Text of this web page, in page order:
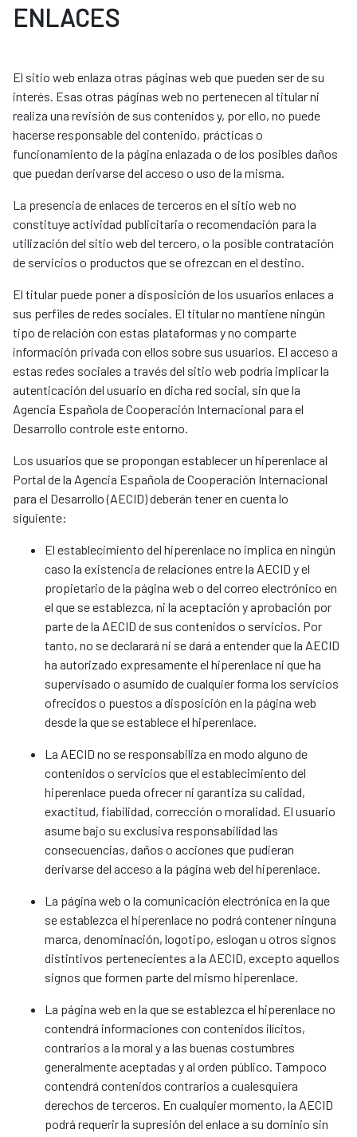
ENLACES
El sitio web enlaza otras páginas web que pueden ser de su
interés. Esas otras páginas web no pertenecen al titular ni
realiza una revisión de sus contenidos y, por ello, no puede
hacerse responsable del contenido, prácticas o
funcionamiento de la página enlazada o de los posibles daños
que puedan derivarse del acceso o uso de la misma.
La presencia de enlaces de terceros en el sitio web no
constituye actividad publicitaria o recomendación para la
utilización del sitio web del tercero, o la posible contratación
de servicios o productos que se ofrezcan en el destino.
El titular puede poner a disposición de los usuarios enlaces a
sus perfiles de redes sociales. El titular no mantiene ningún
tipo de relación con estas plataformas y no comparte
información privada con ellos sobre sus usuarios. El acceso a
estas redes sociales a través del sitio web podría implicar la
autenticación del usuario en dicha red social, sin que la
Agencia Española de Cooperación Internacional para el
Desarrollo controle este entorno.
Los usuarios que se propongan establecer un hiperenlace al
Portal de la Agencia Española de Cooperación Internacional
para el Desarrollo (AECID) deberán tener en cuenta lo
siguiente:
El establecimiento del hiperenlace no implica en ningún
caso la existencia de relaciones entre la AECID y el
propietario de la página web o del correo electrónico en
el que se establezca, ni la aceptación y aprobación por
parte de la AECID de sus contenidos o servicios. Por
tanto, no se declarará ni se dará a entender que la AECID
ha autorizado expresamente el hiperenlace ni que ha
supervisado o asumido de cualquier forma los servicios
ofrecidos o puestos a disposición en la página web
desde la que se establece el hiperenlace.
La AECID no se responsabiliza en modo alguno de
contenidos o servicios que el establecimiento del
hiperenlace pueda ofrecer ni garantiza su calidad,
exactitud, fiabilidad, corrección o moralidad. El usuario
asume bajo su exclusiva responsabilidad las
consecuencias, daños o acciones que pudieran
derivarse del acceso a la página web del hiperenlace.
La página web o la comunicación electrónica en la que
se establezca el hiperenlace no podrá contener ninguna
marca, denominación, logotipo, eslogan u otros signos
distintivos pertenecientes a la AECID, excepto aquellos
signos que formen parte del mismo hiperenlace.
La página web en la que se establezca el hiperenlace no
contendrá informaciones con contenidos ilícitos,
contrarios a la moral y a las buenas costumbres
generalmente aceptadas y al orden público. Tampoco
contendrá contenidos contrarios a cualesquiera
derechos de terceros. En cualquier momento, la AECID
podrá requerir la supresión del enlace a su dominio sin